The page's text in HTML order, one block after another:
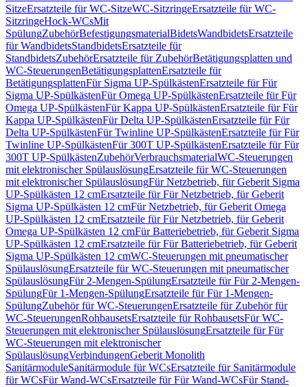
SitzeErsatzteile für WC-SitzeWC-SitzringeErsatzteile für WC-
SitzringeHock-WCsMit
SpülungZubehörBefestigungsmaterialBidetsWandbidetsErsatzteile
für WandbidetsStandbidetsErsatzteile für
StandbidetsZubehörErsatzteile für ZubehörBetätigungsplatten und
WC-SteuerungenBetätigungsplattenErsatzteile für
BetätigungsplattenFür Sigma UP-SpülkästenErsatzteile für Für
Sigma UP-SpülkästenFür Omega UP-SpülkästenErsatzteile für Für
Omega UP-SpülkästenFür Kappa UP-SpülkästenErsatzteile für Für
Kappa UP-SpülkästenFür Delta UP-SpülkästenErsatzteile für Für
Delta UP-SpülkästenFür Twinline UP-SpülkästenErsatzteile für Für
Twinline UP-SpülkästenFür 300T UP-SpülkästenErsatzteile für Für
300T UP-SpülkästenZubehörVerbrauchsmaterialWC-Steuerungen
mit elektronischer SpülauslösungErsatzteile für WC-Steuerungen
mit elektronischer SpülauslösungFür Netzbetrieb, für Geberit Sigma
UP-Spülkästen 12 cmErsatzteile für Für Netzbetrieb, für Geberit
Sigma UP-Spülkästen 12 cmFür Netzbetrieb, für Geberit Omega
UP-Spülkästen 12 cmErsatzteile für Für Netzbetrieb, für Geberit
Omega UP-Spülkästen 12 cmFür Batteriebetrieb, für Geberit Sigma
UP-Spülkästen 12 cmErsatzteile für Für Batteriebetrieb, für Geberit
Sigma UP-Spülkästen 12 cmWC-Steuerungen mit pneumatischer
SpülauslösungErsatzteile für WC-Steuerungen mit pneumatischer
SpülauslösungFür 2-Mengen-SpülungErsatzteile für Für 2-Mengen-
SpülungFür 1-Mengen-SpülungErsatzteile für Für 1-Mengen-
SpülungZubehör für WC-SteuerungenErsatzteile für Zubehör für
WC-SteuerungenRohbausetsErsatzteile für RohbausetsFür WC-
Steuerungen mit elektronischer SpülauslösungErsatzteile für Für
WC-Steuerungen mit elektronischer
SpülauslösungVerbindungenGeberit Monolith
SanitärmoduleSanitärmodule für WCsErsatzteile für Sanitärmodule
für WCsFür Wand-WCsErsatzteile für Für Wand-WCsFür Stand-